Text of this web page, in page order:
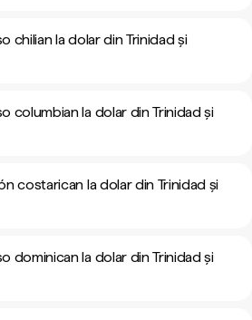
chilian la dolar din Trinidad și
columbian la dolar din Trinidad și
costarican la dolar din Trinidad și
dominican la dolar din Trinidad și